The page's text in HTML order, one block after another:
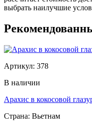
выбрать наилучшие
Артикул: 378
В наличии
Арахис в кокосовой
Страна: Вьетнам